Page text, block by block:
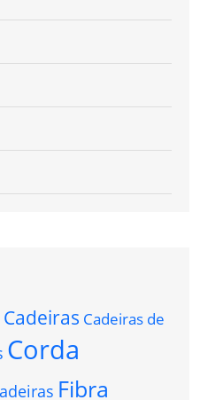
Cadeiras Cadeiras de
Corda
Fibra